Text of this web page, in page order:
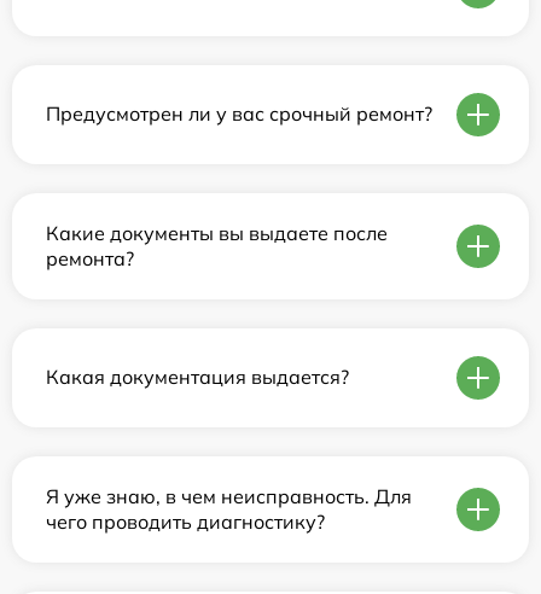
Предусмотрен ли у вас срочный ремонт?
Какие документы вы выдаете после
ремонта?
Какая документация выдается?
Я уже знаю, в чем неисправность. Для
чего проводить диагностику?